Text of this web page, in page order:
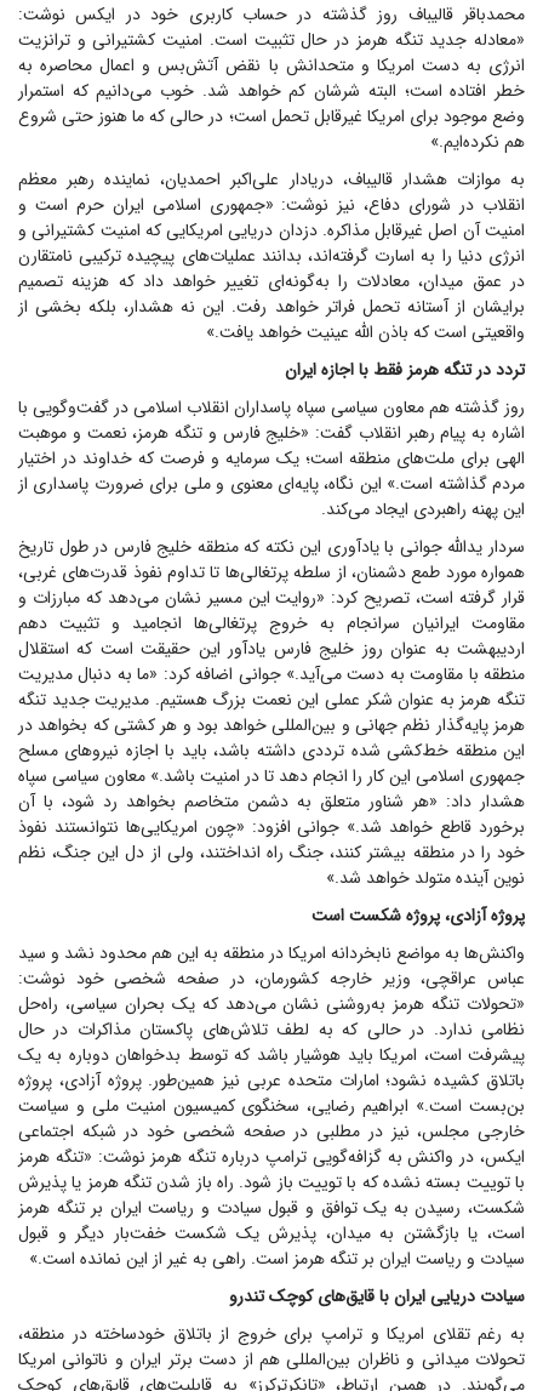
محمدباقر قالیباف روز گذشته در حساب کاربری خود در ایکس نوشت:
«معادله جدید تنگه هرمز در حال تثبیت است. امنیت کشتیرانی و ترانزیت
انرژی به دست امریکا و متحدانش با نقض آتش‌بس و اعمال محاصره به
خطر افتاده است؛ البته شرشان کم خواهد شد. خوب می‌دانیم که استمرار
وضع موجود برای امریکا غیرقابل تحمل است؛ در حالی که ما هنوز حتی شروع
هم نکرده‌ایم.»
به موازات هشدار قالیباف، دریادار علی‌اکبر احمدیان، نماینده رهبر معظم
انقلاب در شورای دفاع، نیز نوشت: «جمهوری اسلامی ایران حرم است و
امنیت آن اصل غیرقابل مذاکره. دزدان دریایی امریکایی که امنیت کشتیرانی و
انرژی دنیا را به اسارت گرفته‌اند، بدانند عملیات‌های پیچیده ترکیبی نامتقارن
در عمق میدان، معادلات را به‌گونه‌ای تغییر خواهد داد که هزینه تصمیم
برایشان از آستانه تحمل فراتر خواهد رفت. این نه هشدار، بلکه بخشی از
واقعیتی است که باذن الله عینیت خواهد یافت.»
تردد در تنگه هرمز فقط با اجازه ایران
روز گذشته هم معاون سیاسی سپاه پاسداران انقلاب اسلامی در گفت‌وگویی با
اشاره به پیام رهبر انقلاب گفت: «خلیج فارس و تنگه هرمز، نعمت و موهبت
الهی برای ملت‌های منطقه است؛ یک سرمایه و فرصت که خداوند در اختیار
مردم گذاشته است.» این نگاه، پایه‌ای معنوی و ملی برای ضرورت پاسداری از
این پهنه راهبردی ایجاد می‌کند.
سردار یدالله جوانی با یادآوری این نکته که منطقه خلیج فارس در طول تاریخ
همواره مورد طمع دشمنان، از سلطه پرتغالی‌ها تا تداوم نفوذ قدرت‌های غربی،
قرار گرفته است، تصریح کرد: «روایت این مسیر نشان می‌دهد که مبارزات و
مقاومت ایرانیان سرانجام به خروج پرتغالی‌ها انجامید و تثبیت دهم
اردیبهشت به عنوان روز خلیج فارس یادآور این حقیقت است که استقلال
منطقه با مقاومت به دست می‌آید.» جوانی اضافه کرد: «ما به دنبال مدیریت
تنگه هرمز به عنوان شکر عملی این نعمت بزرگ هستیم. مدیریت جدید تنگه
هرمز پایه‌گذار نظم جهانی و بین‌المللی خواهد بود و هر کشتی که بخواهد در
این منطقه خط‌کشی شده ترددی داشته باشد، باید با اجازه نیرو‌های مسلح
جمهوری اسلامی این کار را انجام دهد تا در امنیت باشد.» معاون سیاسی سپاه
هشدار داد: «هر شناور متعلق به دشمن متخاصم بخواهد رد شود، با آن
برخورد قاطع خواهد شد.» جوانی افزود: «چون امریکایی‌ها نتوانستند نفوذ
خود را در منطقه بیشتر کنند، جنگ راه انداختند، ولی از دل این جنگ، نظم
نوین آینده متولد خواهد شد.»
پروژه آزادی، پروژه شکست است
واکنش‌ها به مواضع نابخردانه امریکا در منطقه به این هم محدود نشد و سید
عباس عراقچی، وزیر خارجه کشورمان، در صفحه شخصی خود نوشت:
«تحولات تنگه هرمز به‌روشنی نشان می‌دهد که یک بحران سیاسی، راه‌حل
نظامی ندارد. در حالی که به لطف تلاش‌های پاکستان مذاکرات در حال
پیشرفت است، امریکا باید هوشیار باشد که توسط بدخواهان دوباره به یک
باتلاق کشیده نشود؛ امارات متحده عربی نیز همین‌طور. پروژه آزادی، پروژه
بن‌بست است.» ابراهیم رضایی، سخنگوی کمیسیون امنیت ملی و سیاست
خارجی مجلس، نیز در مطلبی در صفحه شخصی خود در شبکه اجتماعی
ایکس، در واکنش به گزافه‌گویی ترامپ درباره تنگه هرمز نوشت: «تنگه هرمز
با توییت بسته نشده که با توییت باز شود. راه باز شدن تنگه هرمز یا پذیرش
شکست، رسیدن به یک توافق و قبول سیادت و ریاست ایران بر تنگه هرمز
است، یا بازگشتن به میدان، پذیرش یک شکست خفت‌بار دیگر و قبول
سیادت و ریاست ایران بر تنگه هرمز است. راهی به غیر از این نمانده است.»
سیادت دریایی ایران با قایق‌های کوچک تندرو
به رغم تقلای امریکا و ترامپ برای خروج از باتلاق خودساخته در منطقه،
تحولات میدانی و ناظران بین‌المللی هم از دست برتر ایران و ناتوانی امریکا
می‌گویند. در همین ارتباط، «تانکرترکرز» به قابلیت‌های قایق‌های کوچک